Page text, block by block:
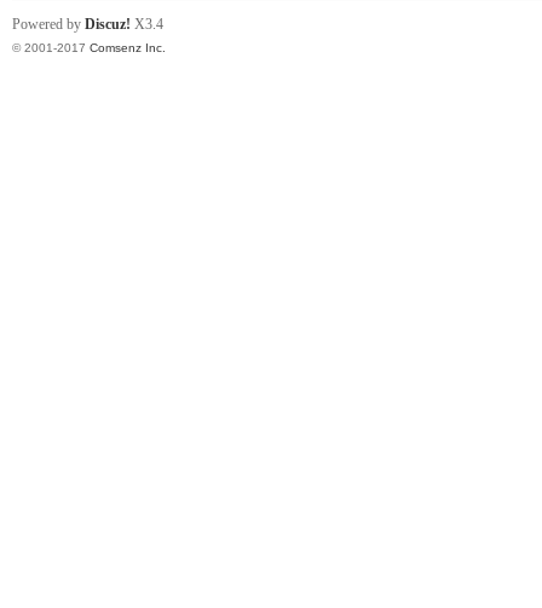
Powered by Discuz! X3.4
© 2001-2017 Comsenz Inc.